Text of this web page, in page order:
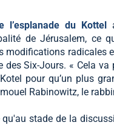
l’esplanade du Kottel
de Jérusalem, ce
modifications radicales
Six-Jours. « Cela va
pour qu’un plus
Rabinowitz, le
stade de la